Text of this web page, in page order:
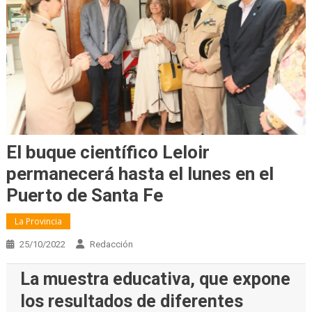
El buque científico Leloir
permanecerá hasta el lunes en el
Puerto de Santa Fe
La Provincia
25/10/2022 Redacción
La muestra educativa, que expone
los resultados de diferentes